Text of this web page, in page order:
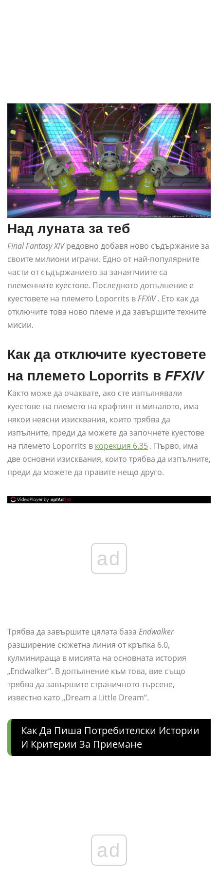
Над луната за теб
Final Fantasy XIVредовно добавя ново съдържание за
своите милиони играчи. Едно от най-популярните
части от съдържанието за занаятчиите са
племенните куестове. Последното допълнение е
куестовете на племето Loporrits вFFXIV. Ето как да
отключите това ново племе и да завършите техните
мисии.
Как да отключите куестовете
на племето Loporrits в FFXIV
Както може да очаквате, ако сте изпълнявали
куестове на племето на крафтинг в миналото, има
някои неясни изисквания, които трябва да
изпълните, преди да можете да започнете куестове
на племето Loporrits в корекция 6.35 . Първо, има
две основни изисквания, които трябва да изпълните,
преди да можете да правите нещо друго.
ad
Трябва да завършите цялата база Endwalker
разширение сюжетна линия от кръпка 6.0,
кулминираща в мисията на основната история
„Endwalker“. В допълнение към това, вие също
трябва да завършите страничното търсене,
известно като „Dream a Little Dream“.
Как Да Пиша Потребителски Истории
И Критерии За Приемане
ad